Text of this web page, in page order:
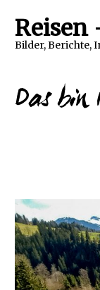
Reisen
Bilder, Berichte,
Das bin